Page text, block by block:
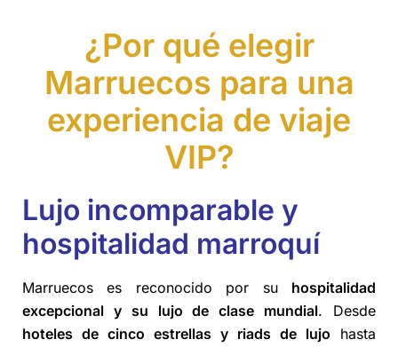
¿Por qué elegir
Marruecos para una
experiencia de viaje
VIP?
Lujo incomparable y
hospitalidad marroquí
Marruecos es reconocido por su hospitalidad
excepcional y su lujo de clase mundial. Desde
hoteles de cinco estrellas y riads de lujo hasta